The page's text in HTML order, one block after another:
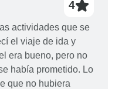
4
actividades que se
el viaje de ida y
era bueno, pero no
había prometido. Lo
que no hubiera